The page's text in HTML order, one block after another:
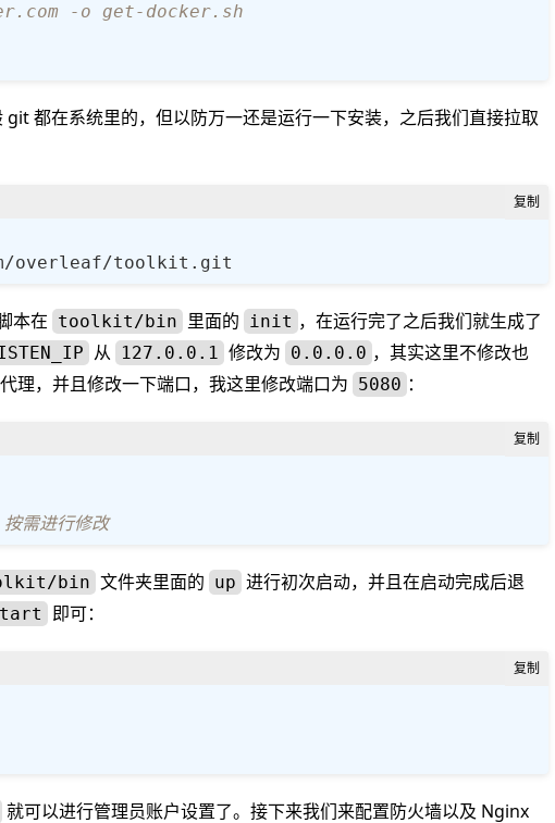
-o get-docker.sh
都在系统里的，但以防万一还是运行一下安装，之后我们直接拉取
本在 toolkit/bin 里面的 init ，在运行完了之后我们就生成了
从 127.0.0.1 修改为 0.0.0.0 ，其实这里不修改也
理，并且修改一下端口，我这里修改端口为 5080 ：
需进行修改
bin 文件夹里面的 up 进行初次启动，并且在启动完成后退
即可：
就可以进行管理员账户设置了。接下来我们来配置防火墙以及 Nginx